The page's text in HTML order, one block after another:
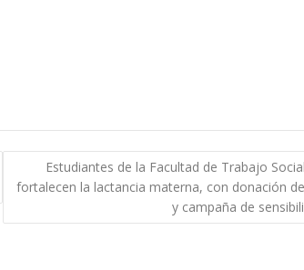
Estudiantes de la Facultad de Trabajo
fortalecen la lactancia materna, con donación
y campaña de